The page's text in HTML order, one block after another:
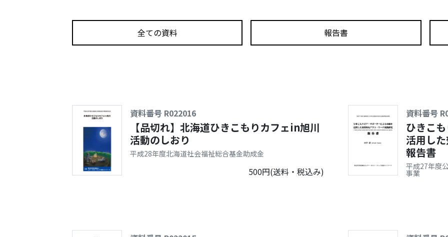
全ての資料 報告書
資料番号 R022016
【品切れ】北海道ひきこもりカフェin旭川
活動のしおり
平成28年度北海道社会福祉総合基金助成金
500円(送料・税込み)
資料番号
ひきこ
活用し
報告書
平成27年度
事業